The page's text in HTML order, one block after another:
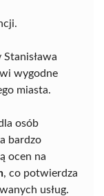
wygodne
miasta.
osób
bardzo
ocen na
, co potwierdza
usług.